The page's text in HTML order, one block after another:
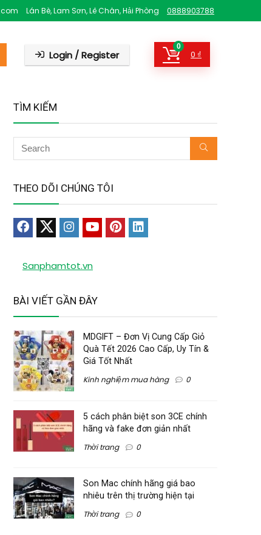
Lán Bè, Lam Sơn, Lê Chân, Hải Phòng 0888903788
Login / Register
0
0 ₫
TÌM KIẾM
THEO DÕI CHÚNG TÔI
Sanphamtot.vn
BÀI VIẾT GẦN ĐÂY
MDGIFT – Đơn Vị Cung Cấp Giỏ
Quà Tết 2026 Cao Cấp, Uy Tín &
Giá Tốt Nhất
Kinh nghiệm mua hàng 0
5 cách phân biệt son 3CE chính
hãng và fake đơn giản nhất
Thời trang 0
Son Mac chính hãng giá bao
nhiêu trên thị trường hiện tại
Thời trang 0